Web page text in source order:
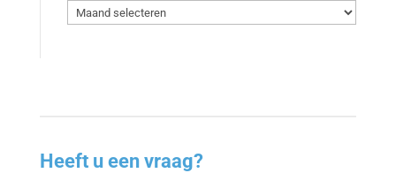
Archief
Heeft u een vraag?